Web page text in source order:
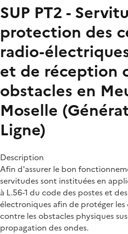
SUP PT2 -
protection des
radio-
et de réception
obstacles en
Moselle
Ligne)
Description
Afin d'assurer le bon
servitudes sont instituées en
à L.56-1 du code des postes et
électroniques afin de protéger
contre les obstacles physiques
propagation des ondes.